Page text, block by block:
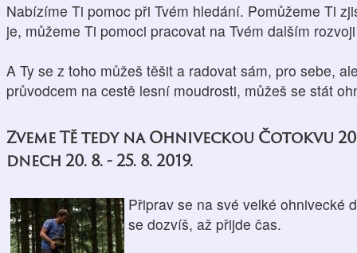
Nabízíme Ti pomoc při Tvém hledání. Pomůžeme Ti
je, můžeme Ti pomoci pracovat na Tvém dalším
A Ty se z toho můžeš těšit a radovat sám, pro sebe,
průvodcem na cestě lesní moudrosti, můžeš se stát
Zveme Tě tedy na Ohniveckou Čotokvu
dnech 20. 8. - 25. 8. 2019.
Připrav se na své velké ohnivecké
se dozvíš, až přijde čas.